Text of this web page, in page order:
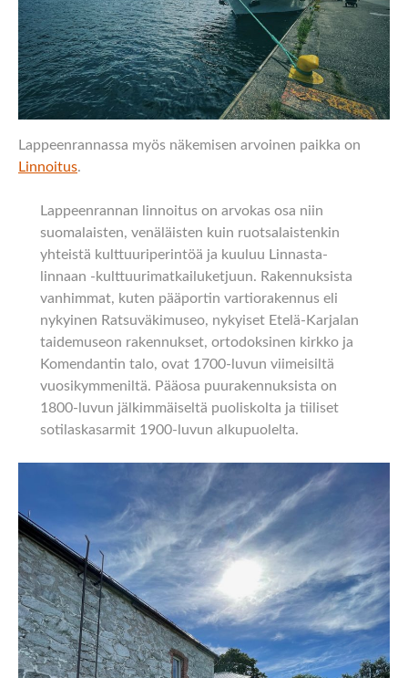
Lappeenrannassa myös näkemisen arvoinen paikka on
Linnoitus.
Lappeenrannan linnoitus on arvokas osa niin
suomalaisten, venäläisten kuin ruotsalaistenkin
yhteistä kulttuuriperintöä ja kuuluu Linnasta-
linnaan -kulttuurimatkailuketjuun. Rakennuksista
vanhimmat, kuten pääportin vartiorakennus eli
nykyinen Ratsuväkimuseo, nykyiset Etelä-Karjalan
taidemuseon rakennukset, ortodoksinen kirkko ja
Komendantin talo, ovat 1700-luvun viimeisiltä
vuosikymmeniltä. Pääosa puurakennuksista on
1800-luvun jälkimmäiseltä puoliskolta ja tiiliset
sotilaskasarmit 1900-luvun alkupuolelta.